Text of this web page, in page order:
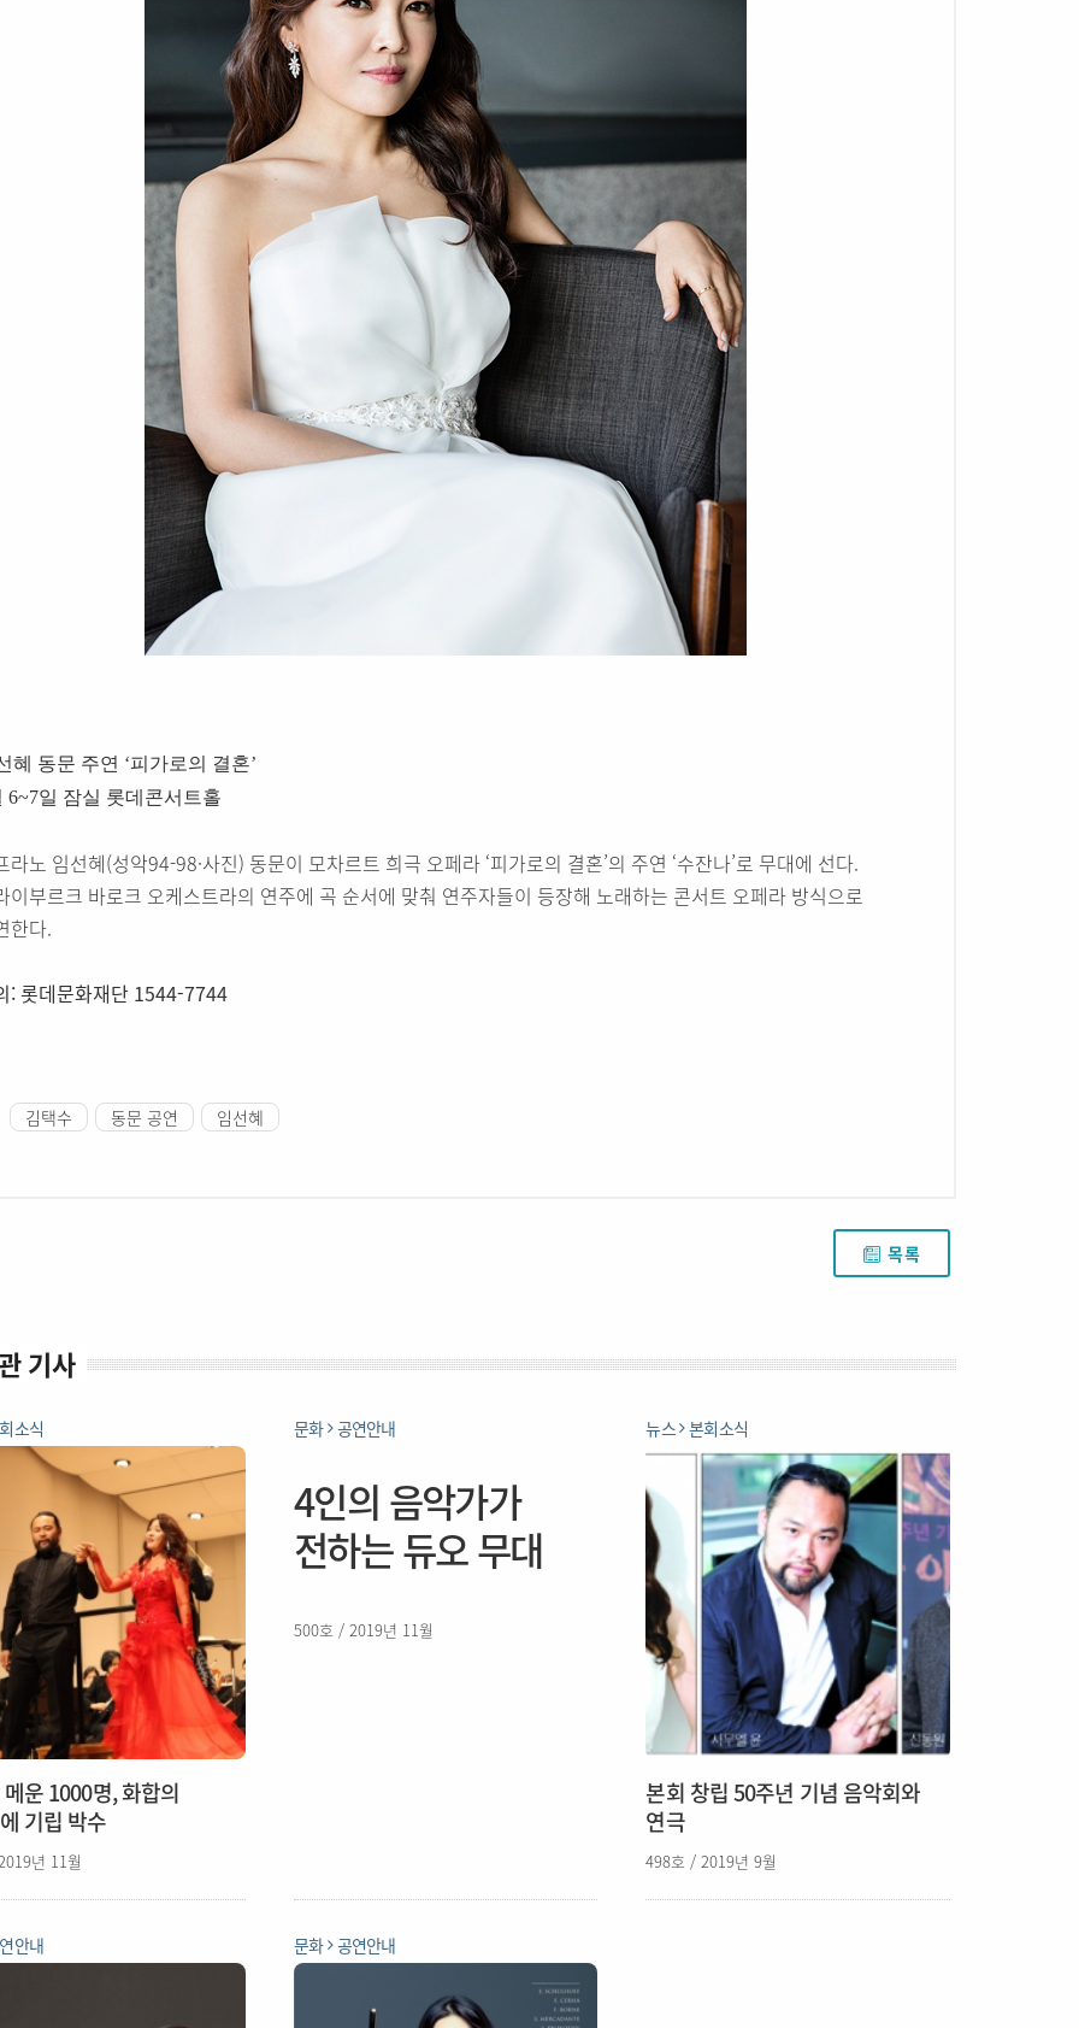
혜 동문 주연 ‘피가로의 결혼’
6~7일 잠실 롯데콘서트홀
라노 임선혜(성악94-98·사진) 동문이 모차르트 희극 오페라 ‘피가로의 결혼’의 주연 ‘수잔나’로 무대에 선다.
이부르크 바로크 오케스트라의 연주에 곡 순서에 맞춰 연주자들이 등장해 노래하는 콘서트 오페라 방식으로
한다.
: 롯데문화재단 1544-7744
김택수 동문 공연 임선혜
목록
기사
소식
운 1000명, 화합의
기립 박수
년 11월
문화 공연안내
4인의 음악가가
전하는 듀오 무대
500호 / 2019년 11월
뉴스 본회소식
본회 창립 50주년 기념 음악회와
연극
498호 / 2019년 9월
안내 문화 공연안내